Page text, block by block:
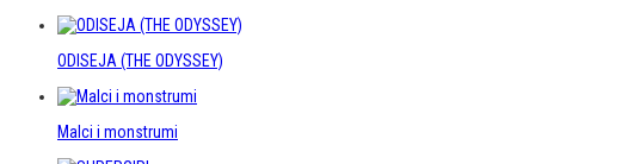
ODISEJA (THE ODYSSEY)
Malci i monstrumi